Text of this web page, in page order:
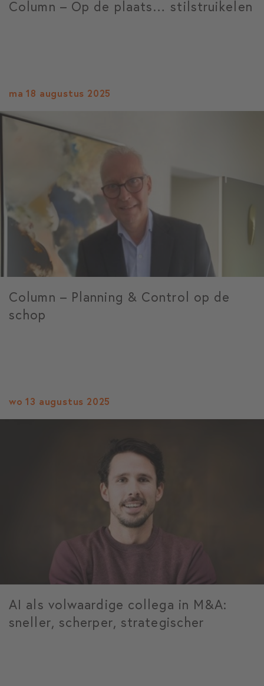
Column – Op de plaats… stilstruikelen
ma 18 augustus 2025
Column – Planning & Control op de
schop
wo 13 augustus 2025
AI als volwaardige collega in M&A:
sneller, scherper, strategischer